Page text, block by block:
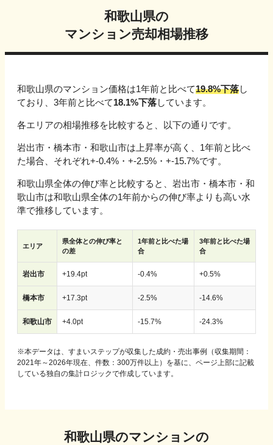
和歌山県の
マンション売却相場推移
和歌山県のマンション価格は1年前と比べて19.8%下落し
ており、3年前と比べて18.1%下落しています。
各エリアの相場推移を比較すると、以下の通りです。
岩出市・橋本市・和歌山市は上昇率が高く、1年前と比べ
た場合、 それぞれ+-0.4%・+-2.5%・+-15.7%です。
和歌山県全体の伸び率と比較すると、 岩出市・橋本市・和
歌山市は和歌山県全体の1年前からの伸び率よりも高い水
準で推移しています。
エリア
県全体との伸び率と
の差
1年前と比べた場
合
3年前と比べた場
合
岩出市 +19.4pt -0.4% +0.5%
橋本市 +17.3pt -2.5% -14.6%
和歌山市 +4.0pt -15.7% -24.3%
※本データは、すまいステップが収集した成約・売出事例（収集期間：
2021年～2026年現在、件数：300万件以上）を基に、ページ上部に記載
している独自の集計ロジックで作成しています。
和歌山県のマンションの